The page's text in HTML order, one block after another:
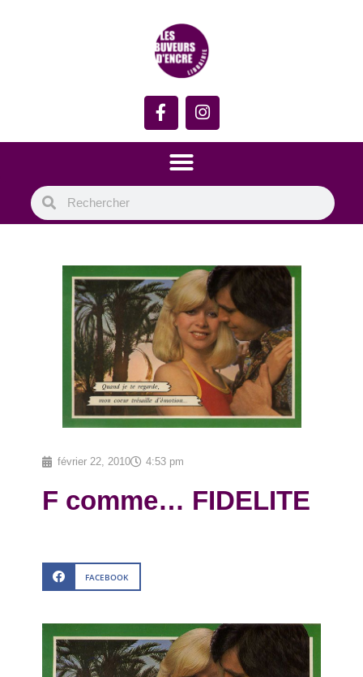
février 22, 2010 4:53 pm
F comme… FIDELITE
FACEBOOK